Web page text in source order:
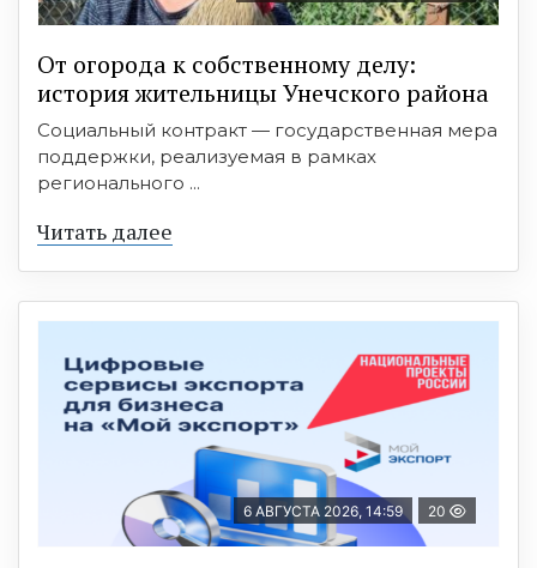
От огорода к собственному делу:
история жительницы Унечского района
Социальный контракт — государственная мера
поддержки, реализуемая в рамках
регионального ...
Читать далее
6 АВГУСТА 2026, 14:59 20